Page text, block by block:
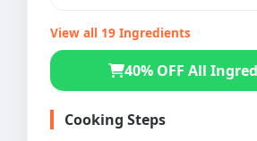
View all 19 Ingredients
40% OFF All
Cooking Steps